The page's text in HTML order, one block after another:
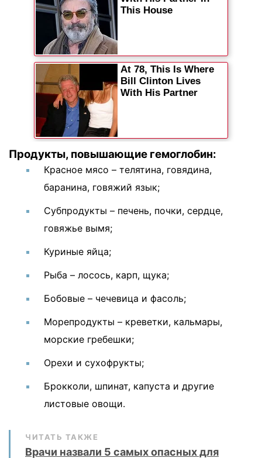
Продукты, повышающие гемоглобин:
Красное мясо – телятина, говядина,
баранина, говяжий язык;
Субпродукты – печень, почки, сердце,
говяжье вымя;
Куриные яйца;
Рыба – лосось, карп, щука;
Бобовые – чечевица и фасоль;
Морепродукты – креветки, кальмары,
морские гребешки;
Орехи и сухофрукты;
Брокколи, шпинат, капуста и другие
листовые овощи.
ЧИТАТЬ ТАКЖЕ
Врачи назвали 5 самых опасных для